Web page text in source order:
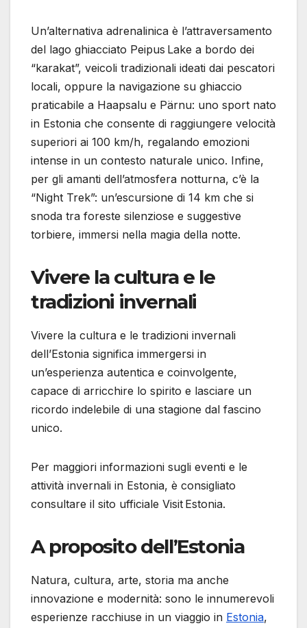
Un’alternativa adrenalinica è l’attraversamento
del lago ghiacciato Peipus Lake a bordo dei
“karakat”, veicoli tradizionali ideati dai pescatori
locali, oppure la navigazione su ghiaccio
praticabile a Haapsalu e Pärnu: uno sport nato
in Estonia che consente di raggiungere velocità
superiori ai 100 km/h, regalando emozioni
intense in un contesto naturale unico. Infine,
per gli amanti dell’atmosfera notturna, c’è la
“Night Trek”: un’escursione di 14 km che si
snoda tra foreste silenziose e suggestive
torbiere, immersi nella magia della notte.
Vivere la cultura e le
tradizioni invernali
Vivere la cultura e le tradizioni invernali
dell’Estonia significa immergersi in
un’esperienza autentica e coinvolgente,
capace di arricchire lo spirito e lasciare un
ricordo indelebile di una stagione dal fascino
unico.
Per maggiori informazioni sugli eventi e le
attività invernali in Estonia, è consigliato
consultare il sito ufficiale Visit Estonia.
A proposito dell’Estonia
Natura, cultura, arte, storia ma anche
innovazione e modernità: sono le innumerevoli
esperienze racchiuse in un viaggio in Estonia,